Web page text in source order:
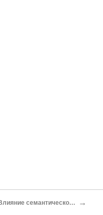
11. Влияние семантической палеонтологии на литературоведение 1930-х годов →